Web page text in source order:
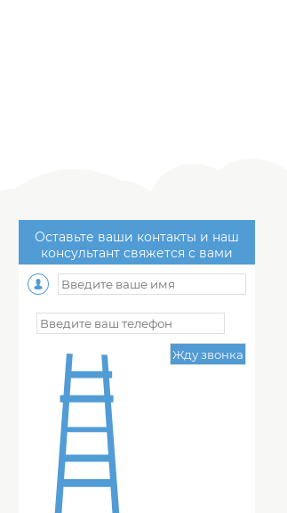
Оставьте ваши контакты и наш
консультант свяжется с вами